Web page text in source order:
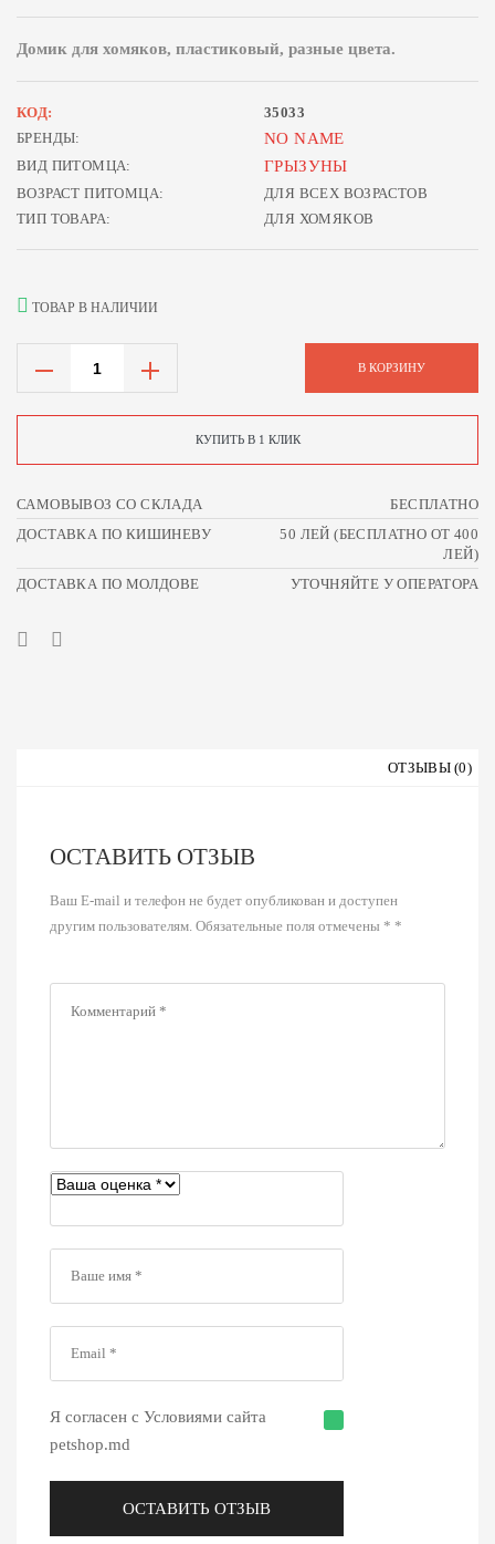
Домик для хомяков, пластиковый, разные цвета.
КОД:
35033
БРЕНДЫ:
NO NAME
ВИД ПИТОМЦА: ГРЫЗУНЫ
ВОЗРАСТ ПИТОМЦА:
ДЛЯ ВСЕХ ВОЗРАСТОВ
ТИП ТОВАРА:
ДЛЯ ХОМЯКОВ
ТОВАР В НАЛИЧИИ
В КОРЗИНУ
КУПИТЬ В 1 КЛИК
САМОВЫВОЗ СО СКЛАДА
БЕСПЛАТНО
ДОСТАВКА ПО КИШИНЕВУ
50 ЛЕЙ (БЕСПЛАТНО ОТ 400
ЛЕЙ)
ДОСТАВКА ПО МОЛДОВЕ
УТОЧНЯЙТЕ У ОПЕРАТОРА
ОТЗЫВЫ (0)
ОСТАВИТЬ ОТЗЫВ
Ваш E-mail и телефон не будет опубликован и доступен
другим пользователям. Обязательные поля отмечены * *
Я согласен с Условиями сайта
petshop.md
ОСТАВИТЬ ОТЗЫВ